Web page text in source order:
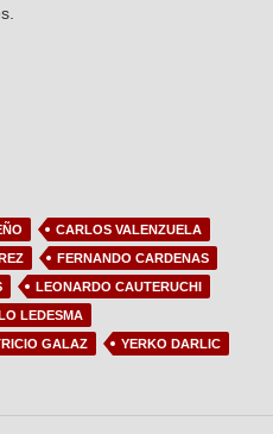
CARLOS VALENZUELA
FERNANDO CARDENAS
LEONARDO CAUTERUCHI
LEDESMA
GALAZ YERKO DARLIC